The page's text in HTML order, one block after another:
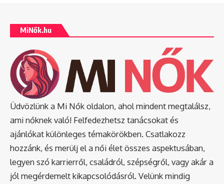
MiNők.hu
Üdvözlünk a Mi Nők oldalon, ahol mindent megtalálsz,
ami nőknek való! Felfedezhetsz tanácsokat és
ajánlókat különleges témakörökben. Csatlakozz
hozzánk, és merülj el a női élet összes aspektusában,
legyen szó karrierről, családról, szépségről, vagy akár a
jól megérdemelt kikapcsolódásról. Velünk mindig